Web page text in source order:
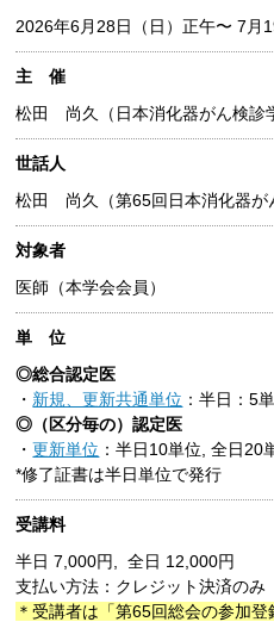
2026年6月28日（日）正午〜 7月
主 催
松田 尚久（日本消化器がん検診
世話人
松田 尚久（第65回日本消化器が
対象者
医師（本学会会員）
単 位
◎総合認定医
・ 新規、更新共通単位 ：半日：5
◎（区分毎の）認定医
・更新単位 ：半日10単位, 全日
*修了証書は半日単位で発行
受講料
半日 7,000円, 全日 12,000円
支払い方法：クレジット決済のみ
＊受講者は「第65回総会の参加登